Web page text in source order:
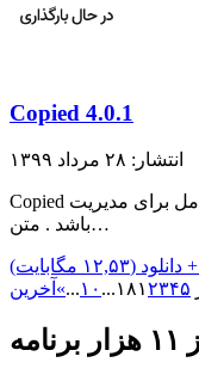
Copied 4.0.1
انتشار: ۲۸ مرداد ۱۳۹۹
Copied یک برنامه با ویژگی های کامل برای مدیریت Clipboard می
باشد . متن…
مگابایت)
۱۲۳۴۵ ... ۱۰...
»